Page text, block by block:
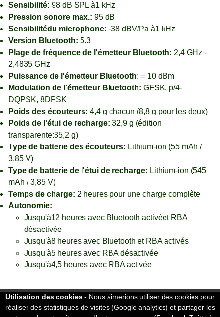
Sensibilité: 98 dB SPL à1 kHz
Pression sonore max.: 95 dB
Sensibilitédu microphone: -38 dBV/Pa à1 kHz
Version Bluetooth: 5.3
Plage de fréquence de l'émetteur Bluetooth: 2,4 GHz -
2,4835 GHz
Puissance de l'émetteur Bluetooth: = 10 dBm
Modulation de l'émetteur Bluetooth: GFSK, p/4-
DQPSK, 8DPSK
Poids des écouteurs: 4,4 g chacun (8,8 g pour les deux)
Poids de l'étui de recharge: 32,9 g (édition
transparente:35,2 g)
Type de batterie des écouteurs: Lithium-ion (55 mAh /
3,85 V)
Type de batterie de l'étui de recharge: Lithium-ion (545
mAh / 3,85 V)
Temps de charge: 2 heures pour une charge complète
Autonomie:
Jusqu'à12 heures avec Bluetooth activéet RBA
désactivée
Jusqu'à8 heures avec Bluetooth et RBA activés
Jusqu'à5 heures avec RBA désactivée
Jusqu'à4,5 heures avec RBA activée
Utilisation des cookies - Nous aimerions utiliser des cookies pour
réaliser des statistiques de visites (Google analytics) et partager les